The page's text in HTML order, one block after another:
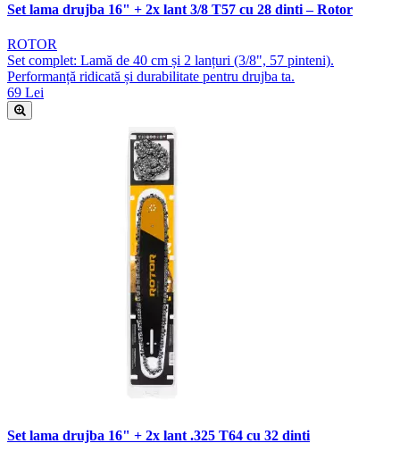
Set lama drujba 16" + 2x lant 3/8 T57 cu 28 dinti – Rotor
ROTOR
Set complet: Lamă de 40 cm și 2 lanțuri (3/8", 57 pinteni).
Performanță ridicată și durabilitate pentru drujba ta.
69 Lei
Set lama drujba 16" + 2x lant .325 T64 cu 32 dinti